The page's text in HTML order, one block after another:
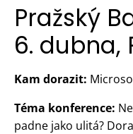
Pražský
6. dubna,
Kam dorazit:
Téma konference:
padne jako ulitá?